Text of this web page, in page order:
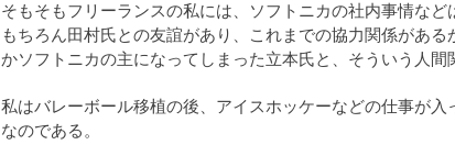
そもそもフリーランスの私には、ソフトニカの社内事情など
もちろん田村氏との友誼があり、これまでの協力関係があ
かソフトニカの主になってしまった立本氏と、そういう人間
私はバレーボール移植の後、アイスホッケーなどの仕事が
なのである。